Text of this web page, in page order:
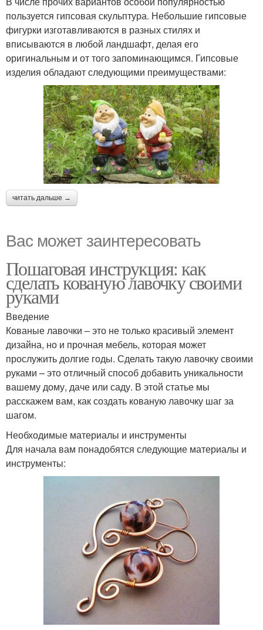
пользуется гипсовая скульптура. Небольшие гипсовые
фигурки изготавливаются в разных стилях и
вписываются в любой ландшафт, делая его
оригинальным и от того запоминающимся. Гипсовые
изделия обладают следующими преимуществами:
читать дальше →
Вас может заинтересовать
Пошаговая инструкция: как
сделать кованую лавочку своими
руками
Введение
Кованые лавочки – это не только красивый элемент
дизайна, но и прочная мебель, которая может
прослужить долгие годы. Сделать такую лавочку своими
руками – это отличный способ добавить уникальности
вашему дому, даче или саду. В этой статье мы
расскажем вам, как создать кованую лавочку шаг за
шагом.
Необходимые материалы и инструменты
Для начала вам понадобятся следующие материалы и
инструменты: